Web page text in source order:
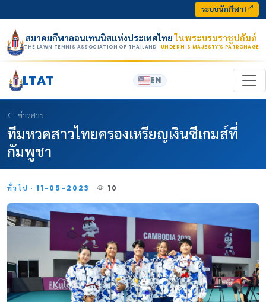
ระบบนักกีฬา
สมาคมกีฬาลอนเทนนิสแห่งประเทศไทยในพระบรมราชูปถัมภ์
THE LAWN TENNIS ASSOCIATION OF THAILAND · UNDER HIS MAJESTY’S PATRONAGE
LTAT EN
ข่าวสาร
ทีมหวดสาวไทยครองเหรียญเงินซีเกมส์ที่
กัมพูชา
ทั่วไป · 11-05-2023 10